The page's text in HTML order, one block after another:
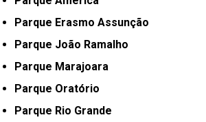
Parque Erasmo Assunção
Parque João Ramalho
Parque Marajoara
Parque Oratório
Parque Rio Grande